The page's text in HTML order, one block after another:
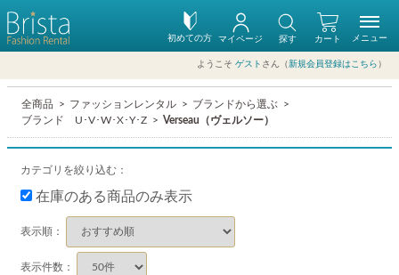
初めての方 カート
マイページ 探す
ようこそ ゲスト さん（新規会員登録はこちら ）
メニュー
全商品 ファッションレンタル
ブランドから選ぶ
ブランド U･V･W･X･Y･Z
Verseau（ヴェルソー）
カテゴリを絞り込む：
在庫のある商品のみ表示
表示順：
表示件数：